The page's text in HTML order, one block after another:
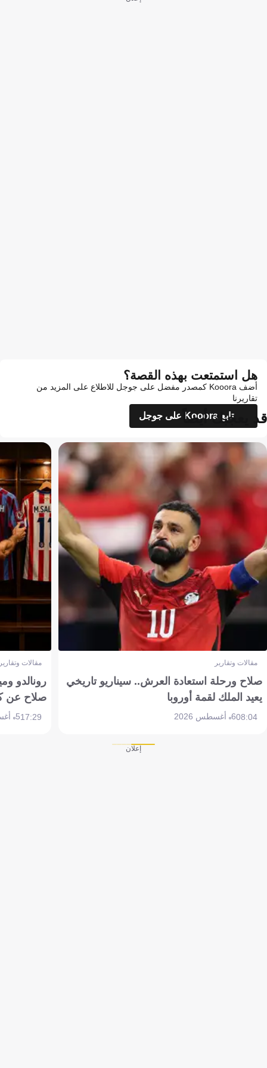
هل استمتعت بهذه القصة؟
أضف Kooora كمصدر مفضل على جوجل للاطلاع على المزيد من
تقاريرنا
تابع Kooora على جوجل
قد يعجبك أيضاً
مقالات وتقارير
صلاح ورحلة استعادة العرش.. سيناريو تاريخي
يعيد الملك لقمة أوروبا
08:046 أغسطس 2026
مقالات
رونالدو
صلاح عن
17:295 أغسطس 2026
إعلان